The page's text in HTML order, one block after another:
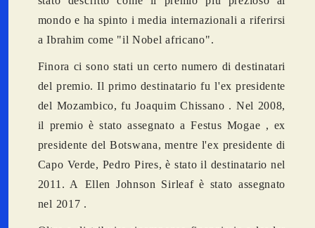
mondo e ha spinto i media internazionali a riferirsi
a Ibrahim come "il Nobel africano".
Finora ci sono stati un certo numero di destinatari
del premio. Il primo destinatario fu l'ex presidente
del Mozambico, fu Joaquim Chissano . Nel 2008,
il premio è stato assegnato a Festus Mogae , ex
presidente del Botswana, mentre l'ex presidente di
Capo Verde, Pedro Pires, è stato il destinatario nel
2011. A
Ellen Johnson Sirleaf è stato assegnato
nel 2017 .